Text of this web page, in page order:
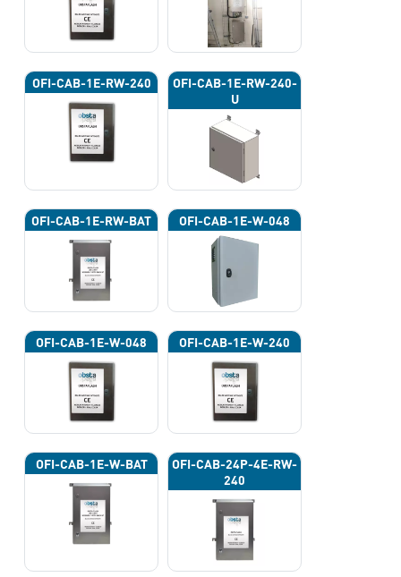
OFI-CAB-1E-RW-240
OFI-CAB-1E-RW-240-
U
OFI-CAB-1E-RW-BAT OFI-CAB-1E-W-048
OFI-CAB-1E-W-048 OFI-CAB-1E-W-240
OFI-CAB-1E-W-BAT
OFI-CAB-24P-4E-RW-
240